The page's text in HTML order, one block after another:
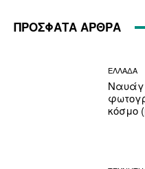
ΠΡΟΣΦΑΤΑ ΑΡΘΡΑ
ΕΛΛΑΔΑ
κόσμο